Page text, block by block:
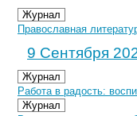
Журнал
Православная
9 Сентября
Журнал
Работа в радость:
Журнал